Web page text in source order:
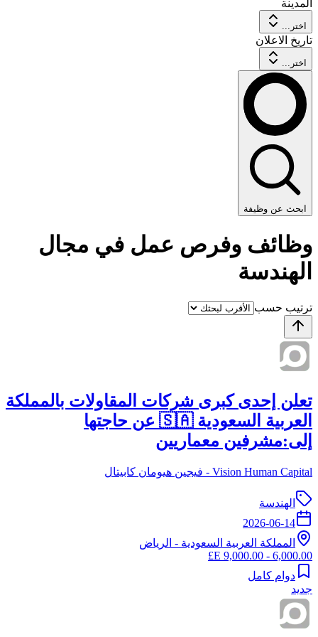
المدينة
اختر...
تاريخ الاعلان
اختر...
ابحث عن وظيفة
وظائف وفرص عمل في مجال
الهندسة
ترتيب حسب
تعلن إحدى كبرى شركات المقاولات بالمملكة
العربية السعودية 🇸🇦 عن حاجتها
إلى:مشرفين معماريين
Vision Human Capital - فيجين هيومان كابيتال
الهندسة
2026-06-14
المملكة العربية السعودية - الرياض
6,000.00 - 9,000.00 E£
دوام كامل
جديد